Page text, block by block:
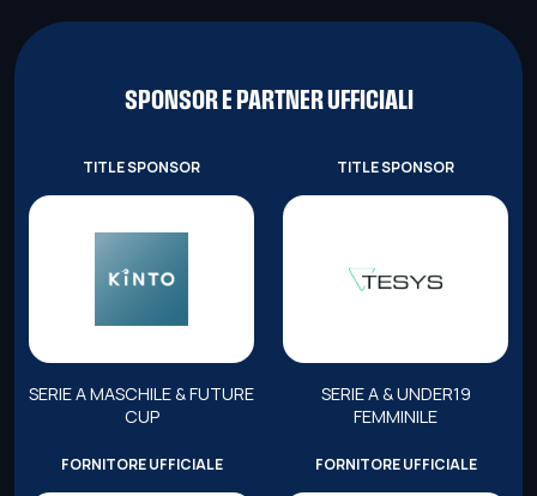
SPONSOR E PARTNER UFFICIALI
TITLE SPONSOR
SERIE A MASCHILE & FUTURE
CUP
TITLE SPONSOR
SERIE A & UNDER19
FEMMINILE
FORNITORE UFFICIALE FORNITORE UFFICIALE